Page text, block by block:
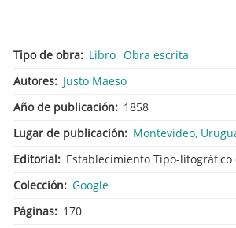
Tipo de obra Libro Obra escrita
Autores
Justo Maeso
Año de publicación
1858
Lugar de publicación
Montevideo,
Editorial
Establecimiento Tipo-litográfico
Colección
Google
Páginas
170